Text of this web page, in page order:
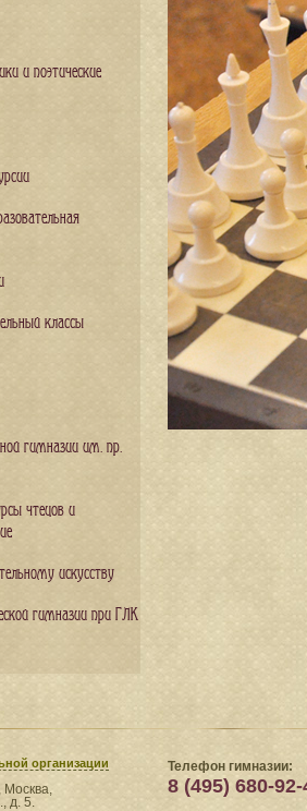
и поэтические
классы
гимназии им. пр.
чтецов и
искусству
гимназии при ГЛК
организации
Москва,
д. 5.
Телефон гимназии:
8 (495) 680-92-